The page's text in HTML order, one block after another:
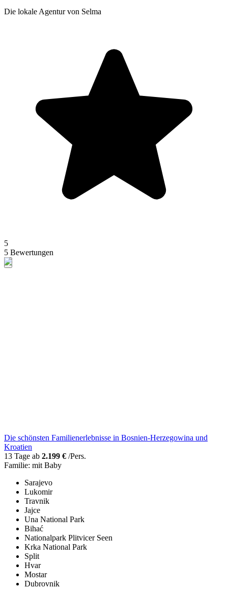
Die lokale Agentur von Selma
5
5 Bewertungen
Die schönsten Familienerlebnisse in Bosnien-Herzegowina und
Kroatien
13 Tage ab 2.199 € /Pers.
Familie: mit Baby
Sarajevo
Lukomir
Travnik
Jajce
Una National Park
Bihać
Nationalpark Plitvicer Seen
Krka National Park
Split
Hvar
Mostar
Dubrovnik